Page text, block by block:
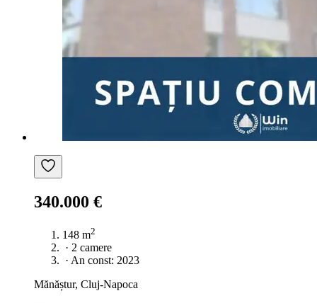
340.000 €
148 m2
· 2 camere
· An const: 2023
Mănăștur, Cluj-Napoca